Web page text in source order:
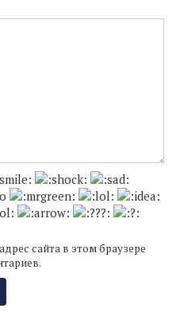
сайта в этом браузере